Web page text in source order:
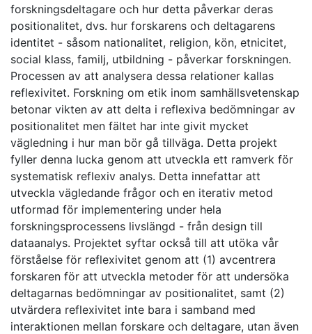
forskningsdeltagare och hur detta påverkar deras
positionalitet, dvs. hur forskarens och deltagarens
identitet - såsom nationalitet, religion, kön, etnicitet,
social klass, familj, utbildning - påverkar forskningen.
Processen av att analysera dessa relationer kallas
reflexivitet. Forskning om etik inom samhällsvetenskap
betonar vikten av att delta i reflexiva bedömningar av
positionalitet men fältet har inte givit mycket
vägledning i hur man bör gå tillväga. Detta projekt
fyller denna lucka genom att utveckla ett ramverk för
systematisk reflexiv analys. Detta innefattar att
utveckla vägledande frågor och en iterativ metod
utformad för implementering under hela
forskningsprocessens livslängd - från design till
dataanalys. Projektet syftar också till att utöka vår
förståelse för reflexivitet genom att (1) avcentrera
forskaren för att utveckla metoder för att undersöka
deltagarnas bedömningar av positionalitet, samt (2)
utvärdera reflexivitet inte bara i samband med
interaktionen mellan forskare och deltagare, utan även